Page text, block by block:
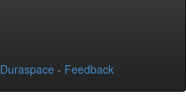
Duraspace - Feedback